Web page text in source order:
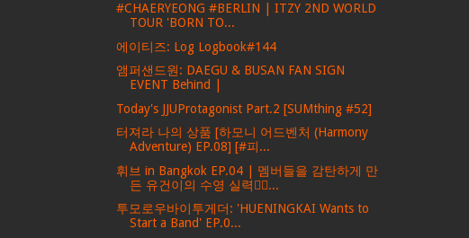
#CHAERYEONG #BERLIN | ITZY 2ND WORLD
TOUR 'BORN TO...
에이티즈: Log Logbook#144
앰퍼샌드원: DAEGU & BUSAN FAN SIGN
EVENT Behind |
Today's JJUProtagonist Part.2 [SUMthing #52]
터져라 나의 상품 [하모니 어드벤처 (Harmony
Adventure) EP.08] [#피...
휘브 in Bangkok EP.04 | 멤버들을 감탄하게 만
든 유건이의 수영 실력🏊‍♂...
투모로우바이투게더: 'HUENINGKAI Wants to
Start a Band' EP.0...